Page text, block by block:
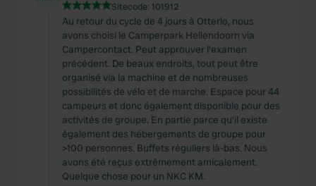
Sitecode: 101912
Au retour du cycle de 4 jours à Otterlo, nous
avons choisi le Camperpark Hellendoorn via
Campercontact. Peut approuver l'examen
précédent. De beaux endroits, tout peut être
organisé via la machine et de nombreuses
possibilités de vélo et de marche. Espace pour 44
campeurs et donc également disponible pour des
activités de groupe. En partie parce qu'il existe
également des hébergements de groupe pour
>100 personnes. Buffets réguliers là-bas. Nous
avons été reçus extrêmement amicalement.
Quelque chose pour un NKC KM.